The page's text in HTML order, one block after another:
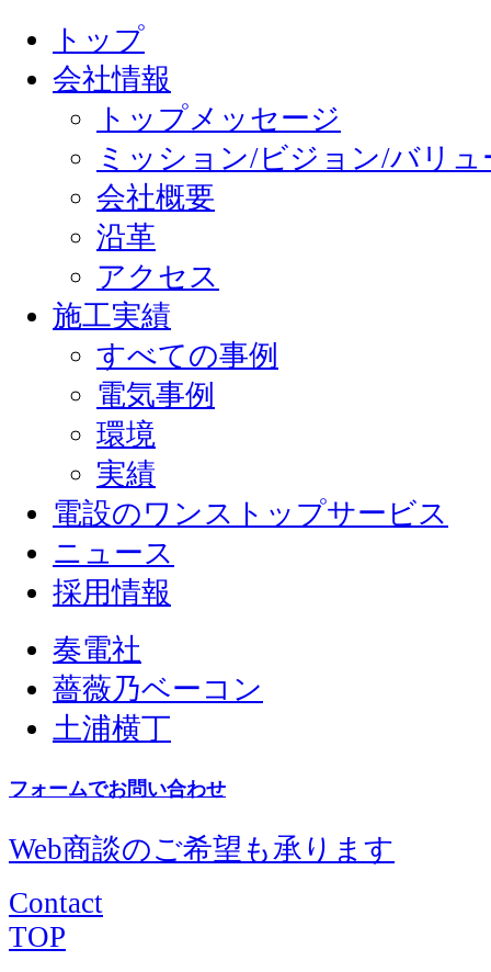
トップ
会社情報
トップメッセージ
ミッション/ビジョン/バリュ
会社概要
沿革
アクセス
施工実績
すべての事例
電気事例
環境
実績
電設のワンストップサービス
ニュース
採用情報
奏電社
薔薇乃ベーコン
土浦横丁
フォームでお問い合わせ
Web商談のご希望も承ります
Contact
TOP